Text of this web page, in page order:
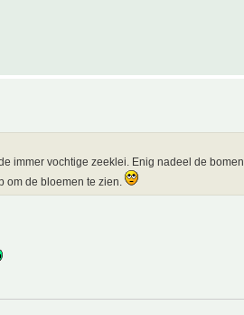
immer vochtige zeeklei. Enig nadeel de bomen
om de bloemen te zien.